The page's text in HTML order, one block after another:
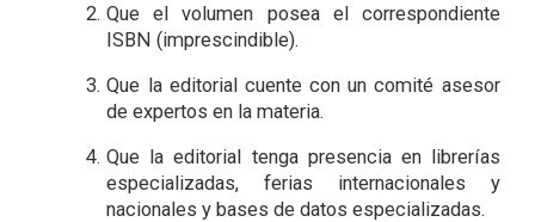
Que el volumen posea el correspondiente
ISBN (imprescindible).
Que la editorial cuente con un comité asesor
de expertos en la materia.
Que la editorial tenga presencia en librerías
especializadas, ferias internacionales y
nacionales y bases de datos especializadas.